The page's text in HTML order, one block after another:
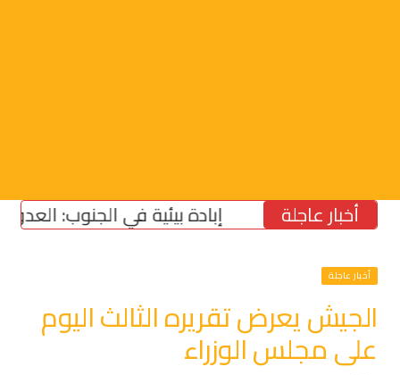
أخبار عاجلة إبادة بيئية في الجنوب: العدو يسرق
أخبار عاجلة
الجيش يعرض تقريره الثالث اليوم
على مجلس الوزراء